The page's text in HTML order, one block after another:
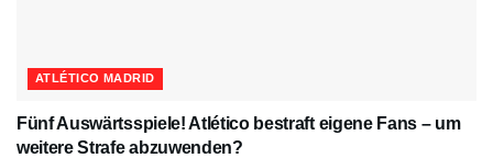
ATLÉTICO MADRID
Fünf Auswärtsspiele! Atlético bestraft eigene Fans – um
weitere Strafe abzuwenden?